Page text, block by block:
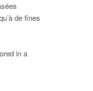
de fines
in a